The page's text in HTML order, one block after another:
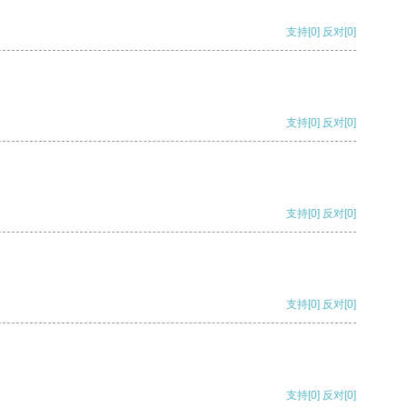
支持[0] 反对[0]
支持[0] 反对[0]
支持[0] 反对[0]
支持[0] 反对[0]
支持[0] 反对[0]